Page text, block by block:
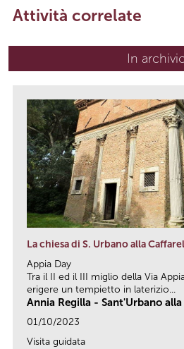
Attività correlate
In
La chiesa di S. Urbano alla
Appia Day
Tra il II ed il III miglio della Via
erigere un tempietto in laterizio...
Annia Regilla - Sant'Urbano
01/10/2023
Visita guidata